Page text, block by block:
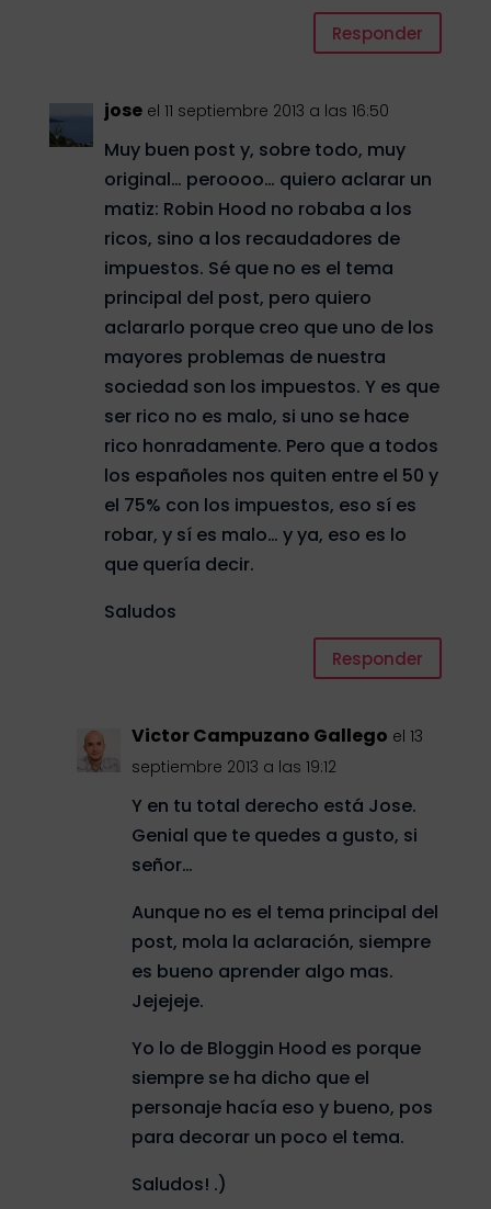
Responder
jose el 11 septiembre 2013 a las 16:50
Muy buen post y, sobre todo, muy
original… peroooo… quiero aclarar un
matiz: Robin Hood no robaba a los
ricos, sino a los recaudadores de
impuestos. Sé que no es el tema
principal del post, pero quiero
aclararlo porque creo que uno de los
mayores problemas de nuestra
sociedad son los impuestos. Y es que
ser rico no es malo, si uno se hace
rico honradamente. Pero que a todos
los españoles nos quiten entre el 50 y
el 75% con los impuestos, eso sí es
robar, y sí es malo… y ya, eso es lo
que quería decir.
Saludos
Responder
Victor Campuzano Gallego el 13
septiembre 2013 a las 19:12
Y en tu total derecho está Jose.
Genial que te quedes a gusto, si
señor…
Aunque no es el tema principal del
post, mola la aclaración, siempre
es bueno aprender algo mas.
Jejejeje.
Yo lo de Bloggin Hood es porque
siempre se ha dicho que el
personaje hacía eso y bueno, pos
para decorar un poco el tema.
Saludos! .)